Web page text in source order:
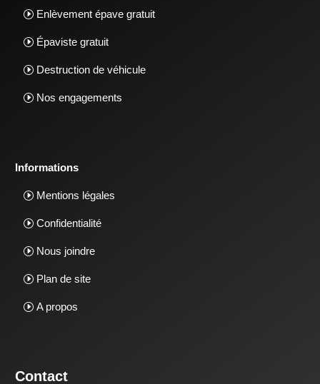
Enlèvement épave gratuit
Épaviste gratuit
Destruction de véhicule
Nos engagements
Informations
Mentions légales
Confidentialité
Nous joindre
Plan de site
A propos
Contact